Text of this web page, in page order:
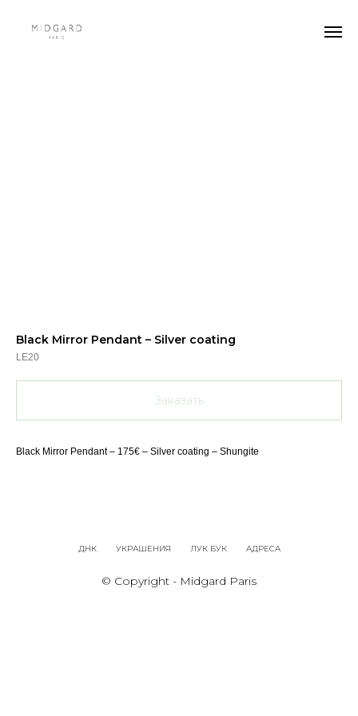
Black Mirror Pendant – Silver coating
LE20
Заказать
Black Mirror Pendant – 175€ – Silver coating – Shungite
ДНК УКРАШЕНИЯ ЛУК БУК АДРЕСА
© Copyright - Midgard Paris